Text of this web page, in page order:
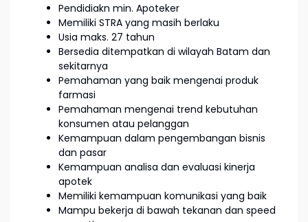
Pendidiakn min. Apoteker
Memiliki STRA yang masih berlaku
Usia maks. 27 tahun
Bersedia ditempatkan di wilayah Batam dan
sekitarnya
Pemahaman yang baik mengenai produk
farmasi
Pemahaman mengenai trend kebutuhan
konsumen atau pelanggan
Kemampuan dalam pengembangan bisnis
dan pasar
Kemampuan analisa dan evaluasi kinerja
apotek
Memiliki kemampuan komunikasi yang baik
Mampu bekerja di bawah tekanan dan speed